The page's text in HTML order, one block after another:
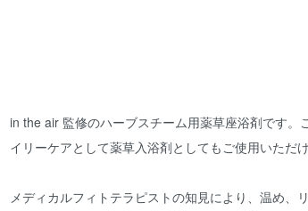
in the air 監修のハーブスチーム用薬草座浴剤です。
イリーケアとして薬草入浴剤としてもご使用いただけ
メディカルフィトテラピストの知見により、温め、リ